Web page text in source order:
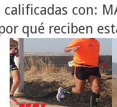
con:
qué reciben